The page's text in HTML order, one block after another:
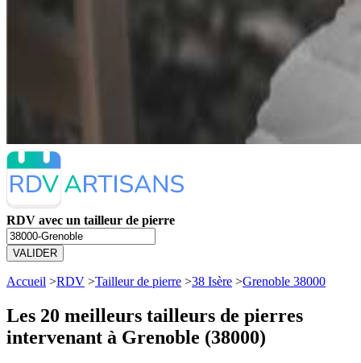
RDV avec un tailleur de pierre
VALIDER
Accueil >RDV >Tailleur de pierre >38 Isère >Grenoble 38000
Les 20 meilleurs tailleurs de pierres
intervenant à Grenoble (38000)